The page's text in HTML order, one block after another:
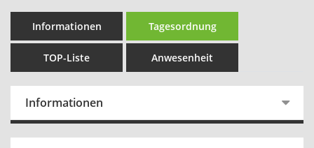
Informationen Tagesordnung
TOP-Liste Anwesenheit
Informationen